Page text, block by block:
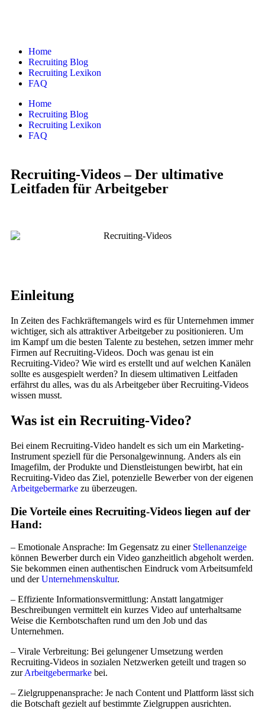
Home
Recruiting Blog
Recruiting Lexikon
FAQ
Home
Recruiting Blog
Recruiting Lexikon
FAQ
Recruiting-Videos – Der ultimative
Leitfaden für Arbeitgeber
Einleitung
In Zeiten des Fachkräftemangels wird es für Unternehmen immer
wichtiger, sich als attraktiver Arbeitgeber zu positionieren. Um
im Kampf um die besten Talente zu bestehen, setzen immer mehr
Firmen auf Recruiting-Videos. Doch was genau ist ein
Recruiting-Video? Wie wird es erstellt und auf welchen Kanälen
sollte es ausgespielt werden? In diesem ultimativen Leitfaden
erfährst du alles, was du als Arbeitgeber über Recruiting-Videos
wissen musst.
Was ist ein Recruiting-Video?
Bei einem Recruiting-Video handelt es sich um ein Marketing-
Instrument speziell für die Personalgewinnung. Anders als ein
Imagefilm, der Produkte und Dienstleistungen bewirbt, hat ein
Recruiting-Video das Ziel, potenzielle Bewerber von der eigenen
Arbeitgebermarke zu überzeugen.
Die Vorteile eines Recruiting-Videos liegen auf der
Hand:
– Emotionale Ansprache: Im Gegensatz zu einer Stellenanzeige
können Bewerber durch ein Video ganzheitlich abgeholt werden.
Sie bekommen einen authentischen Eindruck vom Arbeitsumfeld
und derUnternehmenskultur.
– Effiziente Informationsvermittlung: Anstatt langatmiger
Beschreibungen vermittelt ein kurzes Video auf unterhaltsame
Weise die Kernbotschaften rund um den Job und das
Unternehmen.
– Virale Verbreitung: Bei gelungener Umsetzung werden
Recruiting-Videos in sozialen Netzwerken geteilt und tragen so
zurArbeitgebermarke bei.
– Zielgruppenansprache: Je nach Content und Plattform lässt sich
die Botschaft gezielt auf bestimmte Zielgruppen ausrichten.